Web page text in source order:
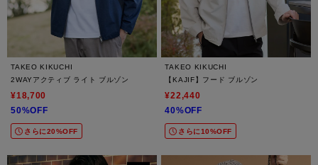
TAKEO KIKUCHI
2WAYアクティブ ライト ブルゾン
¥18,700
50%OFF
さらに20%OFF
TAKEO KIKUCHI
【KAJIF】フード ブルゾン
¥22,440
40%OFF
さらに10%OFF